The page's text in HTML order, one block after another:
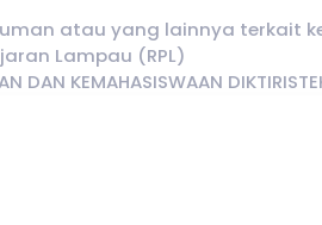
atau yang lainnya terkait
Lampau (RPL)
DAN KEMAHASISWAAN